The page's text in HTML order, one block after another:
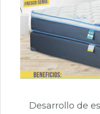
Desarrollo de